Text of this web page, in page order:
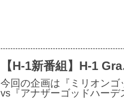
【H-1新番組】H-1
今回の企画は『ミリオン
vs『アナザーゴッドハー